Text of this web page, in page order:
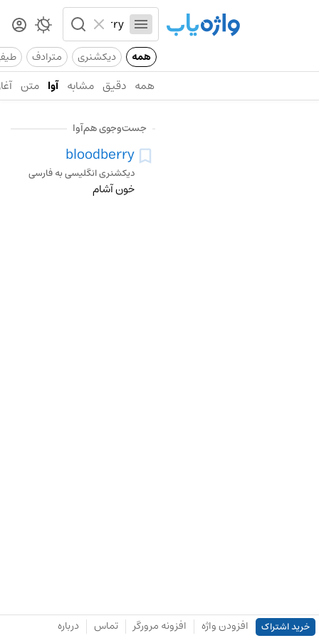
همه دیکشنری مترادف
همه دقیق مشابه آوا متن
جست‌وجوی هم‌آوا
bloodberry
دیکشنری انگلیسی به فارسی
خون آشام
خرید اشتراک افزودن واژه افزونه مرورگر تماس درباره